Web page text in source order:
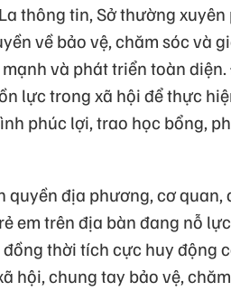
thông tin, Sở thường
về bảo vệ, chăm sóc và
và phát triển toàn
lực trong xã hội để thực
phúc lợi, trao học bổng,
quyền địa phương, cơ
em trên địa bàn đang nỗ
thời tích cực huy động
hội, chung tay bảo vệ,